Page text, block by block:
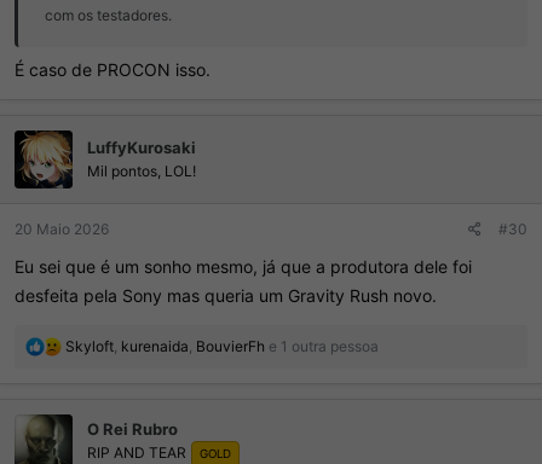
com os testadores.
É caso de PROCON isso.
LuffyKurosaki
Mil pontos, LOL!
20 Maio 2026 #30
Eu sei que é um sonho mesmo, já que a produtora dele foi
desfeita pela Sony mas queria um Gravity Rush novo.
R
Skyloft kurenaida BouvierFh e 1 outra pessoa
O Rei Rubro
RIP AND TEAR GOLD